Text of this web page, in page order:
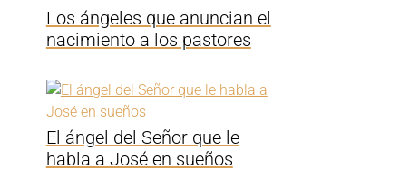
Los ángeles que anuncian el
nacimiento a los pastores
El ángel del Señor que le
habla a José en sueños